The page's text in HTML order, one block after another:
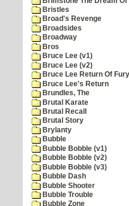
Bristles
Broad's Revenge
Broadsides
Broadway
Bros
Bruce Lee (v1)
Bruce Lee (v2)
Bruce Lee Return Of Fury
Bruce Lee's Return
Brundles, The
Brutal Karate
Brutal Recall
Brutal Story
Brylanty
Bubble
Bubble Bobble (v1)
Bubble Bobble (v2)
Bubble Bobble (v3)
Bubble Dash
Bubble Shooter
Bubble Trouble
Bubble Zone